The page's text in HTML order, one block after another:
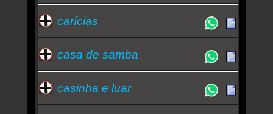
carícias
casa de samba
casinha e luar